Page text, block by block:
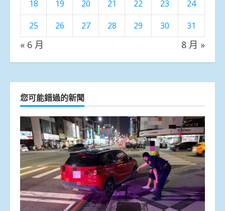
18 19 20 21 22 23
24
25
26 27 28 29 30 31
« 6 月 8 月 »
您可能錯過的新聞